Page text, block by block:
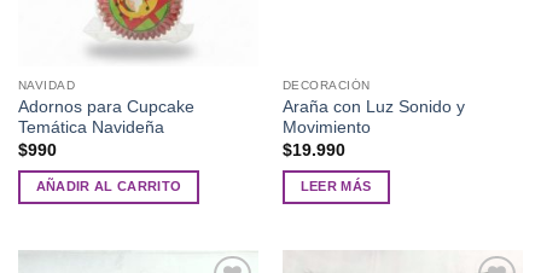
NAVIDAD
Adornos para Cupcake
Temática Navideña
$990
AÑADIR AL CARRITO
DECORACIÓN
Araña con Luz Sonido y
Movimiento
$19.990
LEER MÁS